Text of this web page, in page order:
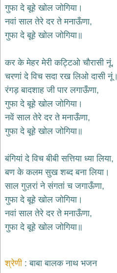
sati
bhajans
बावा
दयाल
भजन
bawa
dayal
bhajans
शनि
देव
भजन
bhajans
आज
का
भजन
bhajan
the
bhajans
गुफा दे बूहे खोल जोगिया।
नवां साल तेरे दर ते मनाऊँणा,
गुफा दे बूहे खोल जोगिया॥
कर के मेहर मेरी कट्टिओ चौरासी नूं,
चरणां दे विच सदा रख लिओ दासी नूं।
रंगड़ बादशाह जी पार लगाऊँणा,
गुफा दे बूहे खोल जोगिया।
नवें साल तेरे दर ते मनाऊँणा,
गुफा दे बूहे खोल जोगिया॥
बंगियां दे विच बीबी सत्तिया ध्या लिया,
बण के कलम सुख शब्द बना लिया।
साल गुज़रां ने संगतां च जगाऊँणा,
गुफा दे बूहे खोल जोगिया।
नवां साल तेरे दर ते मनाऊँणा,
गुफा दे बूहे खोल जोगिया॥
श्रेणी बाबा बालक नाथ भजन